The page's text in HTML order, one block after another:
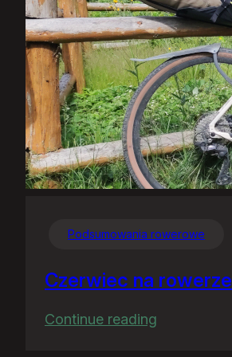
Podsumowania rowerowe
Czerwiec na rowerze
Continue reading